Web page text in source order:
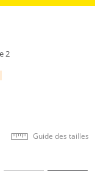
2
Guide des tailles